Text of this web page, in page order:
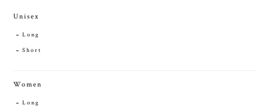
Unisex
Long
Short
Women
Long